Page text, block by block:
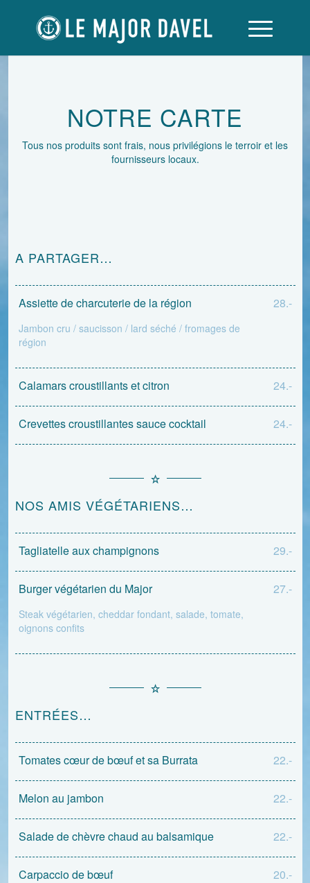
NOTRE CARTE
Tous nos produits sont frais, nous privilégions le terroir et les
fournisseurs locaux.
A PARTAGER…
Assiette de charcuterie de la région 28.-
Jambon cru / saucisson / lard séché / fromages de
région
Calamars croustillants et citron 24.-
Crevettes croustillantes sauce cocktail 24.-
NOS AMIS VÉGÉTARIENS…
Tagliatelle aux champignons 29.-
Burger végétarien du Major 27.-
Steak végétarien, cheddar fondant, salade, tomate,
oignons confits
ENTRÉES…
Tomates cœur de bœuf et sa Burrata 22.-
Melon au jambon 22.-
Salade de chèvre chaud au balsamique 22.-
Carpaccio de bœuf 20.-